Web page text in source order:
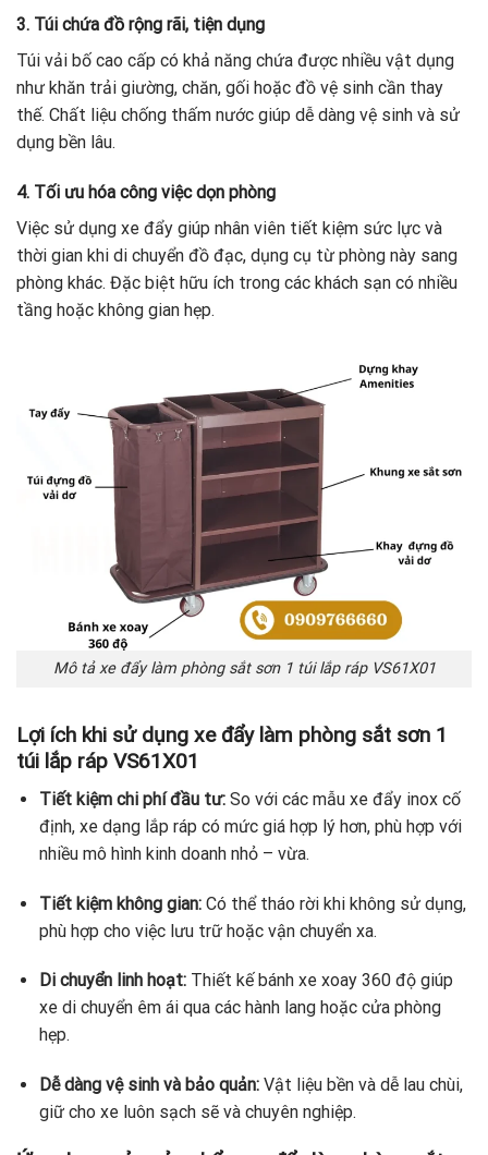
3. Túi chứa đồ rộng rãi, tiện dụng
Túi vải bố cao cấp có khả năng chứa được nhiều vật dụng
như khăn trải giường, chăn, gối hoặc đồ vệ sinh cần thay
thế. Chất liệu chống thấm nước giúp dễ dàng vệ sinh và sử
dụng bền lâu.
4. Tối ưu hóa công việc dọn phòng
Việc sử dụng xe đẩy giúp nhân viên tiết kiệm sức lực và
thời gian khi di chuyển đồ đạc, dụng cụ từ phòng này sang
phòng khác. Đặc biệt hữu ích trong các khách sạn có nhiều
tầng hoặc không gian hẹp.
Mô tả xe đẩy làm phòng sắt sơn 1 túi lắp ráp VS61X01
Lợi ích khi sử dụng xe đẩy làm phòng sắt sơn 1
túi lắp ráp VS61X01
Tiết kiệm chi phí đầu tư:So với các mẫu xe đẩy inox cố
định, xe dạng lắp ráp có mức giá hợp lý hơn, phù hợp với
nhiều mô hình kinh doanh nhỏ – vừa.
Tiết kiệm không gian:Có thể tháo rời khi không sử dụng,
phù hợp cho việc lưu trữ hoặc vận chuyển xa.
Di chuyển linh hoạt:Thiết kế bánh xe xoay 360 độ giúp
xe di chuyển êm ái qua các hành lang hoặc cửa phòng
hẹp.
Dễ dàng vệ sinh và bảo quản:Vật liệu bền và dễ lau chùi,
giữ cho xe luôn sạch sẽ và chuyên nghiệp.